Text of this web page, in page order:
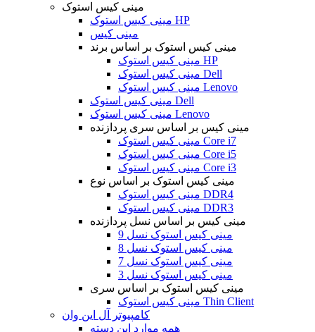
مینی کیس استوک
مینی کیس استوک HP
مینی کیس
مینی کیس استوک بر اساس برند
مینی کیس استوک HP
مینی کیس استوک Dell
مینی کیس استوک Lenovo
مینی کیس استوک Dell
مینی کیس استوک Lenovo
مینی کیس بر اساس سری پردازنده
مینی کیس استوک Core i7
مینی کیس استوک Core i5
مینی کیس استوک Core i3
مینی کیس استوک بر اساس نوع
مینی کیس استوک DDR4
مینی کیس استوک DDR3
مینی کیس بر اساس نسل پردازنده
مینی کیس استوک نسل 9
مینی کیس استوک نسل 8
مینی کیس استوک نسل 7
مینی کیس استوک نسل 3
مینی کیس استوک بر اساس سری
مینی کیس استوک Thin Client
کامپیوتر آل این وان
همه موارد این دسته